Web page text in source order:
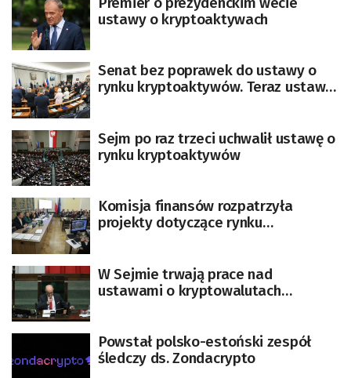
ustawy o kryptoaktywach
Senat bez poprawek do ustawy o
rynku kryptoaktywów. Teraz ustawą
Sejm po raz trzeci uchwalił ustawę o
rynku kryptoaktywów
Komisja finansów rozpatrzyła
projekty dotyczące rynku
W Sejmie trwają prace nad
ustawami o kryptowalutach
Powstał polsko-estoński zespół
śledczy ds. Zondacrypto